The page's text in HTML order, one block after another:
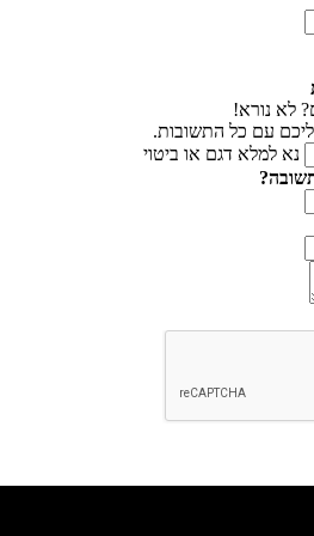
לא נורא!
עם כל התשובות.
נא למלא דגם או ביטוי